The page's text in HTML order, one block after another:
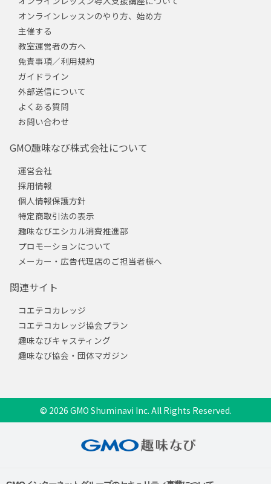
オンラインレッスンのやり方、始め方
主催する
教室運営者の方へ
免責事項／利用規約
ガイドライン
外部送信について
よくある質問
お問い合わせ
GMO趣味なび株式会社について
運営会社
採用情報
個人情報保護方針
特定商取引法の表示
趣味なびエシカル消費推進部
プロモーションについて
メーカー・広告代理店のご担当者様へ
関連サイト
コエテコカレッジ
コエテコカレッジ協会プラン
趣味なびキャスティング
趣味なび協会・団体マガジン
© 2026 GMO Shuminavi Inc. All Rights Reserved.